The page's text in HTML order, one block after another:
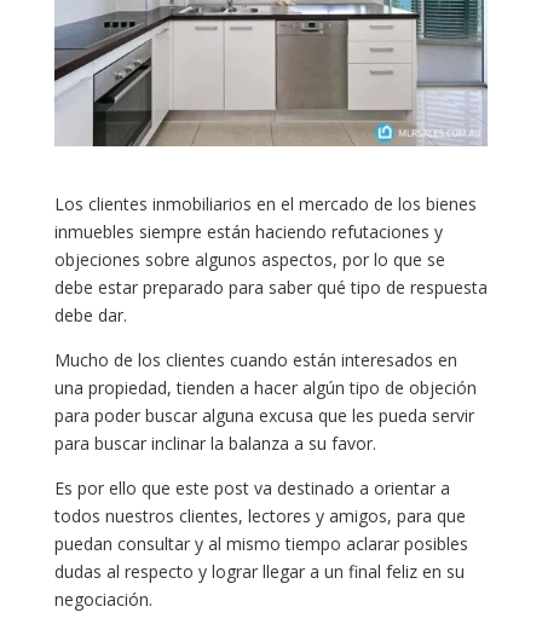
Los clientes inmobiliarios en el mercado de los bienes
inmuebles siempre están haciendo refutaciones y
objeciones sobre algunos aspectos, por lo que se
debe estar preparado para saber qué tipo de respuesta
debe dar.
Mucho de los clientes cuando están interesados en
una propiedad, tienden a hacer algún tipo de objeción
para poder buscar alguna excusa que les pueda servir
para buscar inclinar la balanza a su favor.
Es por ello que este post va destinado a orientar a
todos nuestros clientes, lectores y amigos, para que
puedan consultar y al mismo tiempo aclarar posibles
dudas al respecto y lograr llegar a un final feliz en su
negociación.